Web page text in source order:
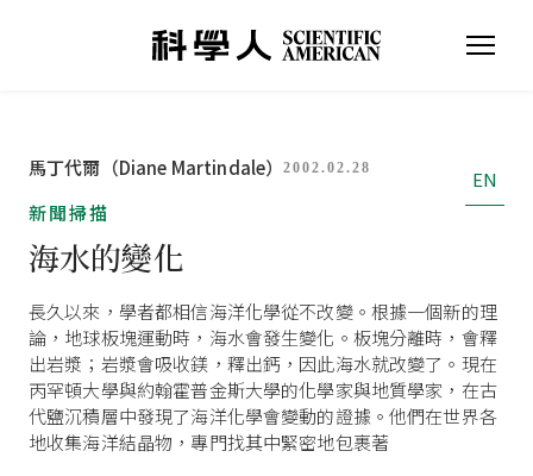
馬丁代爾（Diane Martindale）2002.02.28
EN
新聞掃描
海水的變化
長久以來，學者都相信海洋化學從不改變。根據一個新的理
論，地球板塊運動時，海水會發生變化。板塊分離時，會釋
出岩漿；岩漿會吸收鎂，釋出鈣，因此海水就改變了。現在
丙罕頓大學與約翰霍普金斯大學的化學家與地質學家，在古
代鹽沉積層中發現了海洋化學會變動的證據。他們在世界各
地收集海洋結晶物，專門找其中緊密地包裹著